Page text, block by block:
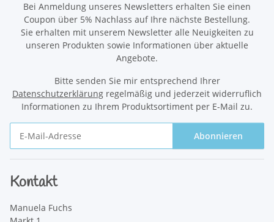
Bei Anmeldung unseres Newsletters erhalten Sie einen
Coupon über 5% Nachlass auf Ihre nächste Bestellung.
Sie erhalten mit unserem Newsletter alle Neuigkeiten zu
unseren Produkten sowie Informationen über aktuelle
Angebote.
Bitte senden Sie mir entsprechend Ihrer
Datenschutzerklärung regelmäßig und jederzeit widerruflich
Informationen zu Ihrem Produktsortiment per E-Mail zu.
Abonnieren
Kontakt
Manuela Fuchs